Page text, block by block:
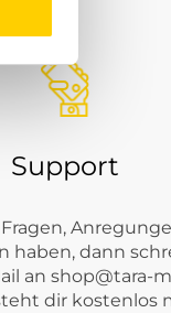
Support
haben, dann
an shop@tara-
dir kostenlos